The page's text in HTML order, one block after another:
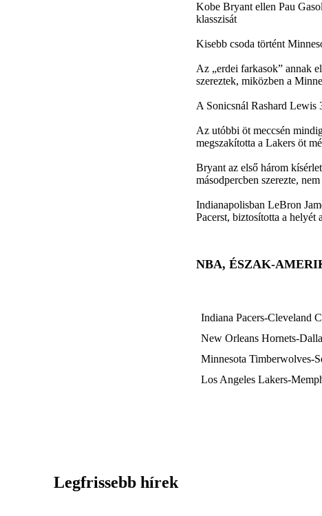
Kobe Bryant ellen Pau
klasszisát
Kisebb csoda történt
Az „erdei farkasok” annak
szereztek, miközben a
A Sonicsnál Rashard Lewis
Az utóbbi öt meccsén
megszakította a Lakers öt
Bryant az első három
másodpercben szerezte,
Indianapolisban LeBron
Pacerst, biztosította a helyét
NBA, ÉSZAK-
Indiana Pacers-Cleveland
New Orleans Hornets-
Minnesota Timberwolves-
Los Angeles Lakers-
Legfrissebb hírek